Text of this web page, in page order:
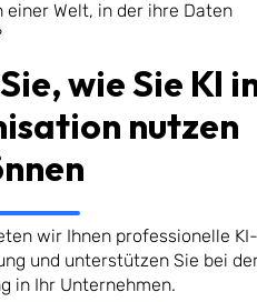
Welt, in der ihre Daten
wie Sie KI
nutzen
wir Ihnen professionelle KI-
und unterstützen Sie bei
in Ihr Unternehmen.